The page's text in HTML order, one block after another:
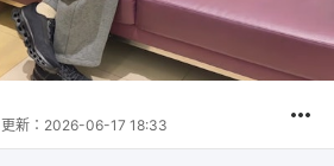
更新： 2026-06-17 18:33